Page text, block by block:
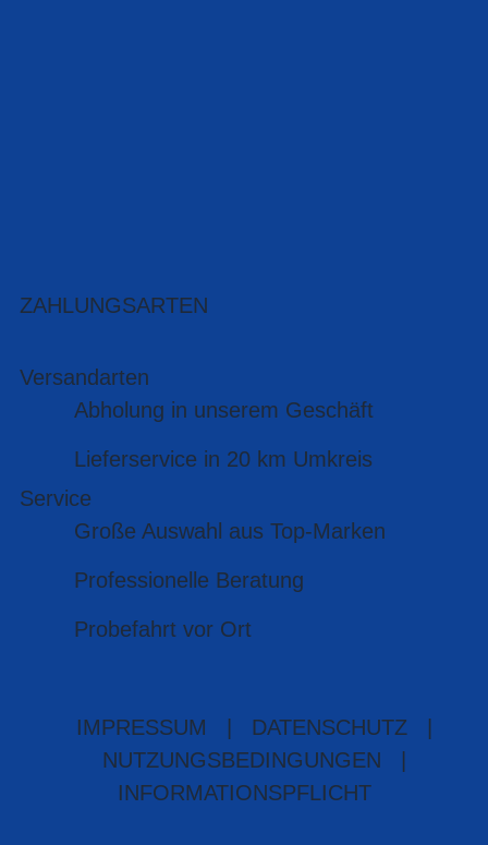
ZAHLUNGSARTEN
Versandarten
Abholung in unserem Geschäft
Lieferservice in 20 km Umkreis
Service
Große Auswahl aus Top-Marken
Professionelle Beratung
Probefahrt vor Ort
IMPRESSUM DATENSCHUTZ
NUTZUNGSBEDINGUNGEN
INFORMATIONSPFLICHT